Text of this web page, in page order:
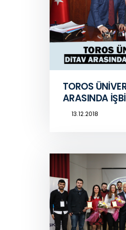
TOROS
ARASINDA
13.12.2018